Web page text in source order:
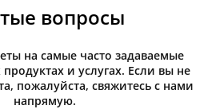
вопросы
на самые часто задаваемые
и услугах. Если вы не
пожалуйста, свяжитесь с нами
напрямую.